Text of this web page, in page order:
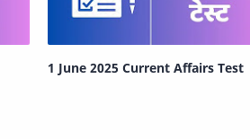
1 June 2025 Current Affairs Test